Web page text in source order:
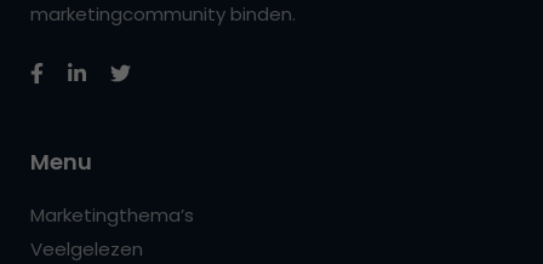
marketingcommunity binden.
Menu
Marketingthema’s
Veelgelezen